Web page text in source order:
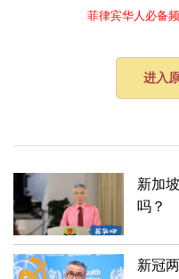
菲律宾华人必备
进入
新加
吗？
新冠